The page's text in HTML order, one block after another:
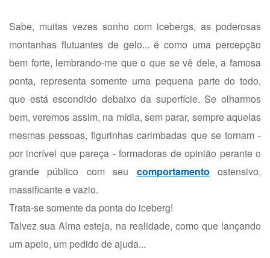
Sabe, muitas vezes sonho com icebergs, as poderosas
montanhas flutuantes de gelo... é como uma percepção
bem forte, lembrando-me que o que se vê dele, a famosa
ponta, representa somente uma pequena parte do todo,
que está escondido debaixo da superfície. Se olharmos
bem, veremos assim, na mídia, sem parar, sempre aquelas
mesmas pessoas, figurinhas carimbadas que se tornam -
por incrível que pareça - formadoras de opinião perante o
grande público com seu comportamento ostensivo,
massificante e vazio.
Trata-se somente da ponta do iceberg!
Talvez sua Alma esteja, na realidade, como que lançando
um apelo, um pedido de ajuda...